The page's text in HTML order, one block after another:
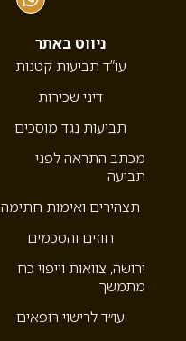
ניווט באתר
עו”ד תביעות קטנות
דיני שכירות
תביעות נגד מוסכים
מכתב התראה לפני
תביעה
תצהירים ואימות חתימה
חוזים והסכמים
ירושה, צוואות וייפוי כח
מתמשך
עו״ד לרישוי רופאים